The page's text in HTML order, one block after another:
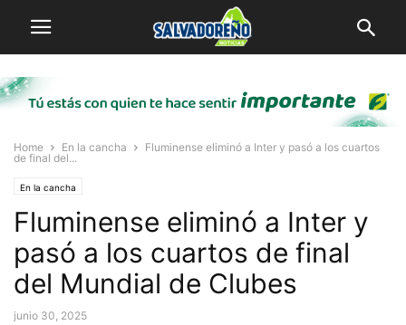
Home En la cancha
Fluminense eliminó a Inter y pasó a los cuartos
de final del...
En la cancha
Fluminense eliminó a Inter y
pasó a los cuartos de final
del Mundial de Clubes
junio 30, 2025